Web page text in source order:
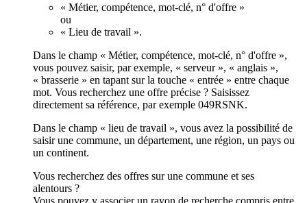
« Métier, compétence, mot-clé, n° d'offre »
ou
« Lieu de travail ».
Dans le champ « Métier, compétence, mot-clé, n° d'offre »,
vous pouvez saisir, par exemple, « serveur », « anglais »,
« brasserie » en tapant sur la touche « entrée » entre chaque
mot. Vous recherchez une offre précise ? Saisissez
directement sa référence, par exemple 049RSNK.
Dans le champ « lieu de travail », vous avez la possibilité de
saisir une commune, un département, une région, un pays ou
un continent.
Vous recherchez des offres sur une commune et ses
alentours ?
Vous pouvez y associer un rayon de recherche compris entre